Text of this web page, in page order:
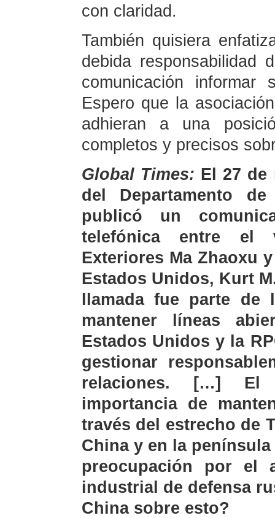
con claridad.
También quisiera
debida responsabilidad
comunicación
Espero que la
adhieran a una
completos y precisos
Global Times: El 27 de
del Departamento
publicó un
telefónica entre el
Exteriores Ma Zhaoxu
Estados Unidos, Kurt
llamada fue parte
mantener líneas
Estados Unidos y la
gestionar
relaciones. […] El
importancia de
través del estrecho de
China y en la
preocupación por el
industrial de defensa
China sobre esto?